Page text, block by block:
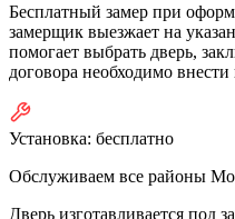
Бесплатный замер при
замерщик выезжает на
помогает выбрать дверь,
договора необходимо
Установка: бесплатно
Обслуживаем все районы
Дверь изготавливается под